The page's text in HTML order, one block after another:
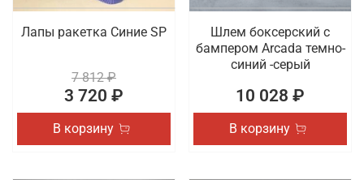
Лапы ракетка Синие SP
7 812 ₽
3 720 ₽
В корзину
Шлем боксерский с
бампером Arcada темно-
синий -серый
10 028 ₽
В корзину